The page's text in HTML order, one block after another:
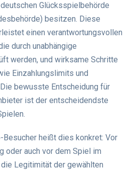
Glücksspielbehörde
besitzen. Diese
einen verantwortungsvollen
durch unabhängige
werden, und wirksame Schritte
Einzahlungslimits und
bewusste Entscheidung für
ist der entscheidendste
Besucher heißt dies konkret: Vor
oder auch vor dem Spiel im
Legitimität der gewählten